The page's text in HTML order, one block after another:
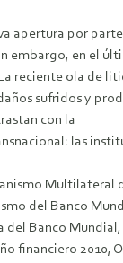
apertura por
embargo, en el
reciente ola de
sufridos y
con la
las
del Banco
del Banco
financiero 2010,